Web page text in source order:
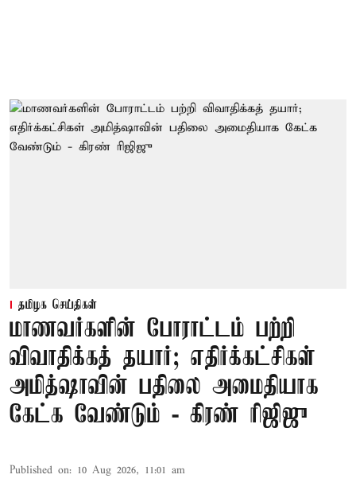
தமிழக செய்திகள்
மாணவர்களின் போராட்டம் பற்றி
விவாதிக்கத் தயார்; எதிர்க்கட்சிகள்
அமித்ஷாவின் பதிலை அமைதியாக
கேட்க வேண்டும் - கிரண் ரிஜிஜு
Published on: 10 Aug 2026, 11:01 am